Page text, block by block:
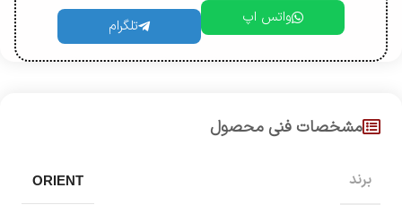
واتس اپ تلگرام
مشخصات فنی محصول
برند ORIENT